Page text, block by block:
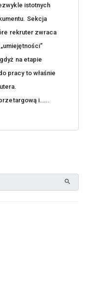
istotnych
Sekcja
rekruter zwraca
na etapie
pracy to właśnie
i…...